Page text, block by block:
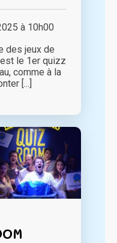
à 10h00
des jeux de
le 1er quizz
comme à la
[...]